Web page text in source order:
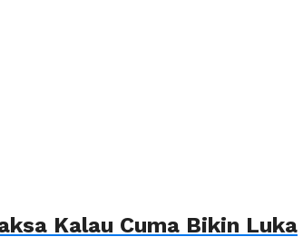
Kalau Cuma Bikin Luka